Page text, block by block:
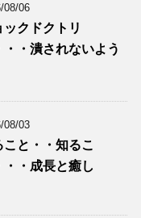
08/06
ックドクトリ
・・潰されないよう
08/03
こと・・知るこ
・・成長と癒し